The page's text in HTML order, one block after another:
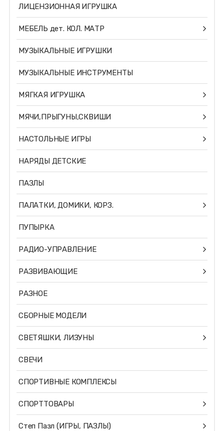
ЛИЦЕНЗИОННАЯ ИГРУШКА
МЕБЕЛЬ дет. КОЛ. МАТР
МУЗЫКАЛЬНЫЕ ИГРУШКИ
МУЗЫКАЛЬНЫЕ ИНСТРУМЕНТЫ
МЯГКАЯ ИГРУШКА
МЯЧИ,ПРЫГУНЫ,СКВИШИ
НАСТОЛЬНЫЕ ИГРЫ
НАРЯДЫ ДЕТСКИЕ
ПАЗЛЫ
ПАЛАТКИ, ДОМИКИ, КОРЗ.
ПУПЫРКА
РАДИО-УПРАВЛЕНИЕ
РАЗВИВАЮЩИЕ
РАЗНОЕ
СБОРНЫЕ МОДЕЛИ
СВЕТЯШКИ, ЛИЗУНЫ
СВЕЧИ
СПОРТИВНЫЕ КОМПЛЕКСЫ
СПОРТТОВАРЫ
Степ Пазл (ИГРЫ, ПАЗЛЫ)